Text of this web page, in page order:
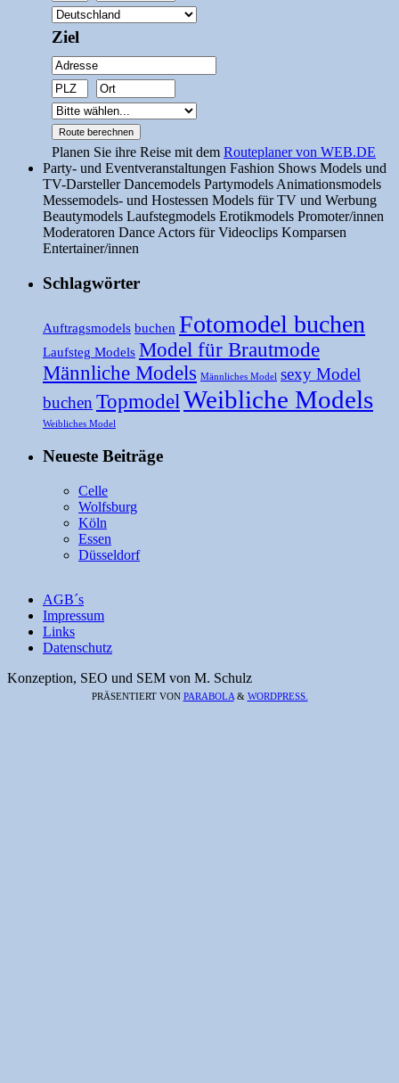
Ziel
Planen Sie ihre Reise mit dem Routeplaner von WEB.DE
Party- und Eventveranstaltungen Fashion Shows Models und
TV-Darsteller Dancemodels Partymodels Animationsmodels
Messemodels- und Hostessen Models für TV und Werbung
Beautymodels Laufstegmodels Erotikmodels Promoter/innen
Moderatoren Dance Actors für Videoclips Komparsen
Entertainer/innen
Schlagwörter
Auftragsmodels buchen Fotomodel buchen
Laufsteg Models Model für Brautmode
Männliche Models Männliches Model sexy Model
buchen Topmodel Weibliche Models
Weibliches Model
Neueste Beiträge
Celle
Wolfsburg
Köln
Essen
Düsseldorf
AGB´s
Impressum
Links
Datenschutz
Konzeption, SEO und SEM von M. Schulz
PRÄSENTIERT VON PARABOLA& WORDPRESS.